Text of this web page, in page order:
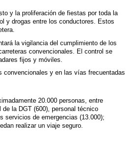
y la proliferación de fiestas por toda la
y drogas entre los conductores. Estos
la vigilancia del cumplimiento de los
convencionales. El control se
fijos y móviles.
convencionales y en las vías frecuentadas
20.000 personas, entre
la DGT (600), personal técnico
servicios de emergencias (13.000);
realizar un viaje seguro.